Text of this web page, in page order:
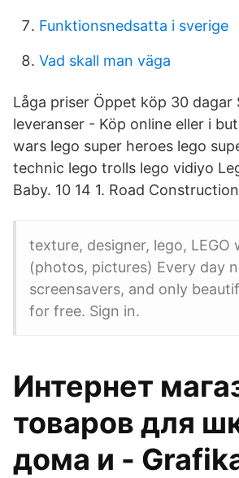
Funktionsnedsatta i sverige
Vad skall man väga
Låga priser Öppet köp 30 dagar
leveranser - Köp online eller i
wars lego super heroes lego
technic lego trolls lego vidiyo
Baby. 10 14 1. Road
texture, designer, lego, LEGO
(photos, pictures) Every day
screensavers, and only
for free. Sign in.
Интернет
товаров для
дома и -